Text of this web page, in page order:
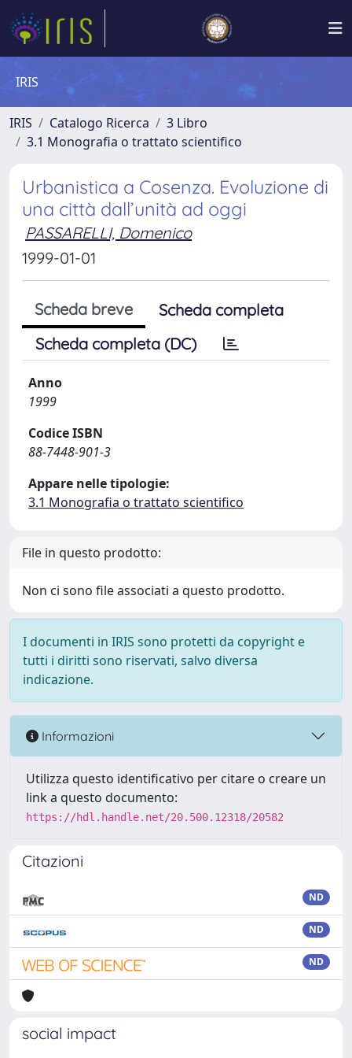
IRIS
IRIS Catalogo Ricerca
3 Libro
3.1 Monografia o trattato scientifico
Urbanistica a Cosenza. Evoluzione di
una città dall’unità ad oggi
PASSARELLI, Domenico
1999-01-01
Scheda breve
Scheda completa
Scheda completa (DC)
Anno
1999
Codice ISBN
88-7448-901-3
Appare nelle tipologie:
3.1 Monografia o trattato scientifico
File in questo prodotto:
Non ci sono file associati a questo prodotto.
I documenti in IRIS sono protetti da copyright e
tutti i diritti sono riservati, salvo diversa
indicazione.
Informazioni
Utilizza questo identificativo per citare o creare un
link a questo documento:
https://hdl.handle.net/20.500.12318/20582
Citazioni
ND
ND
ND
social impact